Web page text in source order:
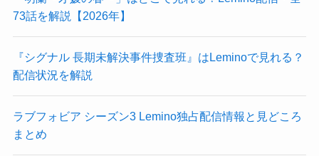
73話を解説【2026年】
『シグナル 長期未解決事件捜査班』はLeminoで見れる？
配信状況を解説
ラブフォビア シーズン3 Lemino独占配信情報と見どころ
まとめ